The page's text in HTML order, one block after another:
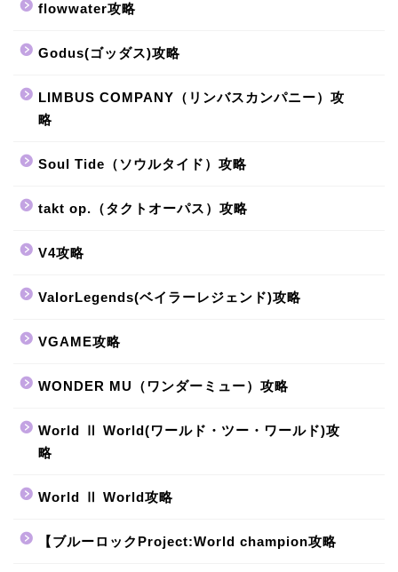
flowwater攻略
Godus(ゴッダス)攻略
LIMBUS COMPANY（リンバスカンパニー）攻
略
Soul Tide（ソウルタイド）攻略
takt op.（タクトオーパス）攻略
V4攻略
ValorLegends(ベイラーレジェンド)攻略
VGAME攻略
WONDER MU（ワンダーミュー）攻略
World Ⅱ World(ワールド・ツー・ワールド)攻
略
World Ⅱ World攻略
【ブルーロックProject:World champion攻略